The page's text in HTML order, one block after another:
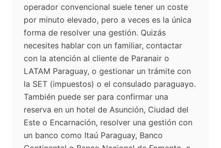
operador convencional suele tener un coste
por minuto elevado, pero a veces es la única
forma de resolver una gestión. Quizás
necesites hablar con un familiar, contactar
con la atención al cliente de Paranair o
LATAM Paraguay, o gestionar un trámite con
la SET (impuestos) o el consulado paraguayo.
También puede ser para confirmar una
reserva en un hotel de Asunción, Ciudad del
Este o Encarnación, resolver una gestión con
un banco como Itaú Paraguay, Banco